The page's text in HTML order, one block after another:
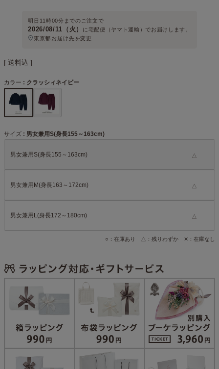
明日 11時00分 までのご注文で
2026/08/11（火） に 宅配便（ヤマト運輸） でお届けします。
東京都 お届け先を変更
送料込
サイズ 男女兼用S(身長155～163cm)
男女兼用S(身長155～163cm) △
男女兼用M(身長163～172cm) △
男女兼用L(身長172～180cm) △
○：在庫あり △：残りわずか ✕：在庫なし
カラー クラッシィネイビー